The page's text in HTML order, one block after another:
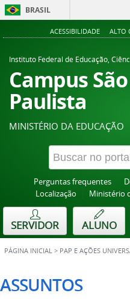
BRASIL
ACESSIBILIDADE ALTO
Instituto Federal de Educação,
Campus
Paulista
MINISTÉRIO DA EDUCAÇÃO
Perguntas frequentes
Localização
Ministério
PÁGINA INICIAL > PAP E AÇÕES
SERVIDOR ALUNO
ASSUNTOS